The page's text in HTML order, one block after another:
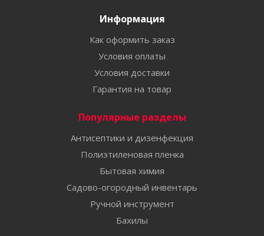
Информация
Как оформить заказ
Условия оплаты
Условия доставки
Гарантия на товар
Популярные разделы
Антисептики и дизенфекция
Полиэтиленовая пленка
Бытовая химия
Садово-огородный инвентарь
Ручной инструмент
Бахилы